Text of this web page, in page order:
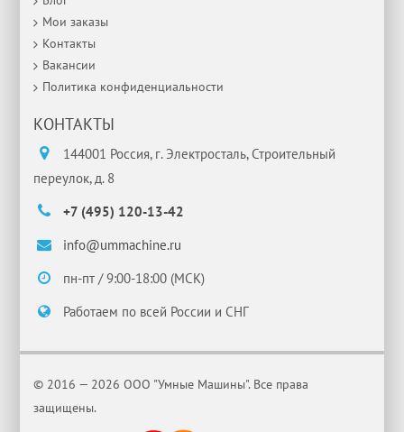
Мои заказы
Контакты
Вакансии
Политика конфиденциальности
КОНТАКТЫ
144001 Россия, г. Электросталь, Строительный
переулок, д. 8
+7 (495) 120-13-42
info@ummachine.ru
пн-пт / 9:00-18:00 (МСК)
Работаем по всей России и СНГ
© 2016 — 2026 ООО "Умные Машины". Все права
защищены.